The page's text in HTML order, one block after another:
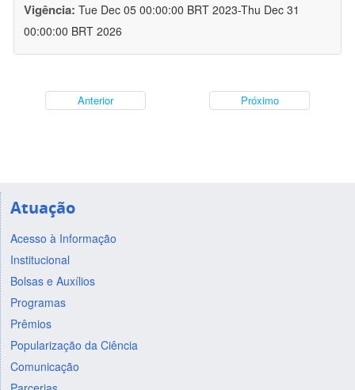
Vigência: Tue Dec 05 00:00:00 BRT 2023-Thu Dec 31
00:00:00 BRT 2026
Anterior Próximo
Atuação
Acesso à Informação
Institucional
Bolsas e Auxílios
Programas
Prêmios
Popularização da Ciência
Comunicação